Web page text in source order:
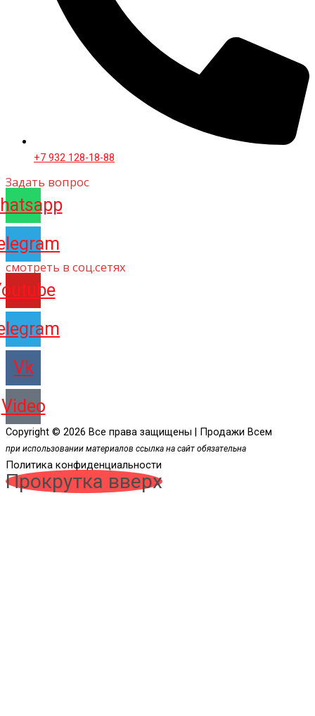
+7 932 128-18-88
Задать вопрос
смотреть в соц.сетях
Vk
Video
Copyright © 2026 Все права защищены | Продажи Всем
при использовании материалов ссылка на сайт обязательна
Политика конфиденциальности
Прокрутка вверх